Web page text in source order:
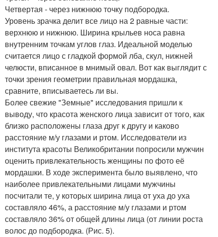
Четвертая - через нижнюю точку подбородка.
Уровень зрачка делит все лицо на 2 равные части:
верхнюю и нижнюю. Ширина крыльев носа равна
внутренним точкам углов глаз. Идеальной моделью
считается лицо с гладкой формой лба, скул, нижней
челюсти, вписанное в мнимый овал. Вот как выглядит с
точки зрения геометрии правильная мордашка,
сравните, вписываетесь ли вы.
Более свежие "Земные" исследования пришли к
выводу, что красота женского лица зависит от того, как
близко расположены глаза друг к другу и каково
расстояние м/у глазами и ртом. Исследователи из
института красоты Великобритании попросили мужчин
оценить привлекательность женщины по фото её
мордашки. В ходе эксперимента было выявлено, что
наиболее привлекательными лицами мужчины
посчитали те, у которых ширина лица от уха до уха
составляло 46%, а расстояние м/у глазами и ртом
составляло 36% от общей длины лица (от линии роста
волос до подбородка. (Рис. 5).